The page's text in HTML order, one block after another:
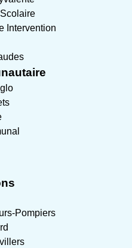
Intervention
Pompiers